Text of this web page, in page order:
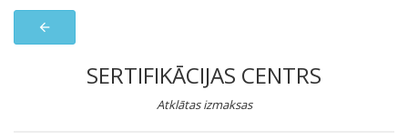
arrow_back
SERTIFIKĀCIJAS CENTRS
Atklātas izmaksas